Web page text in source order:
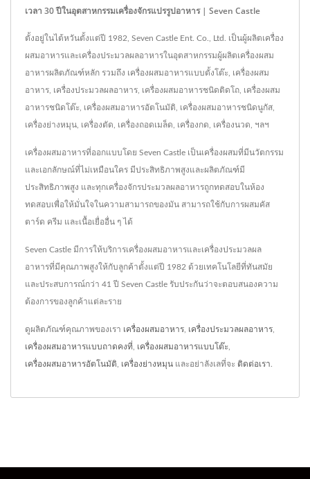
เวลา 30 ปีในอุตสาหกรรมเครื่องจักรแปรรูปอาหาร | Seven Castle
ตั้งอยู่ในไต้หวันตั้งแต่ปี 1982, Seven Castle Ent. Co., Ltd. เป็นผู้ผลิตเครื่อง
ผสมอาหารและเครื่องประมวลผลอาหารในอุตสาหกรรมผู้ผลิตเครื่องผสม
อาหารผลิตภัณฑ์หลัก รวมถึง เครื่องผสมอาหารแบบตั้งโต๊ะ, เครื่องผสม
อาหาร, เครื่องประมวลผลอาหาร, เครื่องผสมอาหารชนิดติดโถ, เครื่องผสม
อาหารชนิดโต๊ะ, เครื่องผสมอาหารอัตโนมัติ, เครื่องผสมอาหารชนิดนูกัส,
เครื่องย่างหมุน, เครื่องตัด, เครื่องถอดเมล็ด, เครื่องกด, เครื่องนวด, ฯลฯ
เครื่องผสมอาหารที่ออกแบบโดย Seven Castle เป็นเครื่องผสมที่มีนวัตกรรม
และเอกลักษณ์ที่ไม่เหมือนใคร มีประสิทธิภาพสูงและผลิตภัณฑ์มี
ประสิทธิภาพสูง และทุกเครื่องจักรประมวลผลอาหารถูกทดสอบในห้อง
ทดสอบเพื่อให้มั่นใจในความสามารถของมัน สามารถใช้กับการผสมคัส
ตาร์ด ครีม และเนื้อเยื่ออื่น ๆ ได้
Seven Castle มีการให้บริการเครื่องผสมอาหารและเครื่องประมวลผล
อาหารที่มีคุณภาพสูงให้กับลูกค้าตั้งแต่ปี 1982 ด้วยเทคโนโลยีที่ทันสมัย
และประสบการณ์กว่า 41 ปี Seven Castle รับประกันว่าจะตอบสนองความ
ต้องการของลูกค้าแต่ละราย
ดูผลิตภัณฑ์คุณภาพของเรา เครื่องผสมอาหาร เครื่องประมวลผลอาหาร
เครื่องผสมอาหารแบบถาดคงที่ เครื่องผสมอาหารแบบโต๊ะ
เครื่องผสมอาหารอัตโนมัติ เครื่องย่างหมุน และอย่าลังเลที่จะ ติดต่อเรา